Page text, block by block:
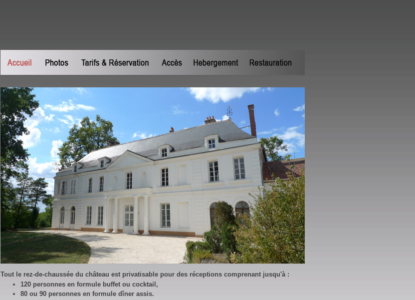
Tout le rez-de-chaussée du château est privatisable pour des réceptions comprenant jusqu'à :
120 personnes en formule buffet ou cocktail,
80 ou 90 personnes en formule dîner assis.